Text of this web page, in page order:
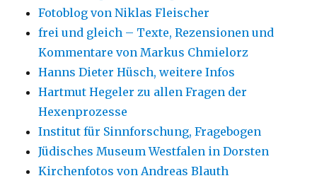
Fotoblog von Niklas Fleischer
frei und gleich – Texte, Rezensionen und
Kommentare von Markus Chmielorz
Hanns Dieter Hüsch, weitere Infos
Hartmut Hegeler zu allen Fragen der
Hexenprozesse
Institut für Sinnforschung, Fragebogen
Jüdisches Museum Westfalen in Dorsten
Kirchenfotos von Andreas Blauth